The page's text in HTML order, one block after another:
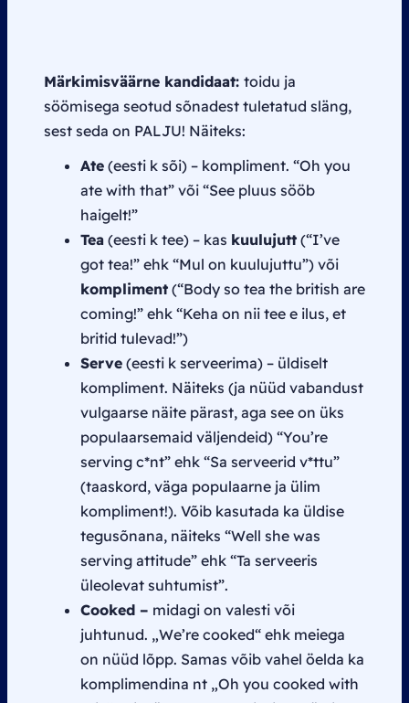
Märkimisväärne kandidaat: toidu ja
söömisega seotud sõnadest tuletatud släng,
sest seda on PALJU! Näiteks:
Ate (eesti k sõi) – kompliment. “Oh you
ate with that” või “See pluus sööb
haigelt!”
Tea (eesti k tee) – kas kuulujutt (“I’ve
got tea!” ehk “Mul on kuulujuttu”) või
kompliment (“Body so tea the british are
coming!” ehk “Keha on nii tee e ilus, et
britid tulevad!”)
Serve (eesti k serveerima) – üldiselt
kompliment. Näiteks (ja nüüd vabandust
vulgaarse näite pärast, aga see on üks
populaarsemaid väljendeid) “You’re
serving c*nt” ehk “Sa serveerid v*ttu”
(taaskord, väga populaarne ja ülim
kompliment!). Võib kasutada ka üldise
tegusõnana, näiteks “Well she was
serving attitude” ehk “Ta serveeris
üleolevat suhtumist”.
Cooked – midagi on valesti või
juhtunud. „We’re cooked“ ehk meiega
on nüüd lõpp. Samas võib vahel öelda ka
komplimendina nt „Oh you cooked with